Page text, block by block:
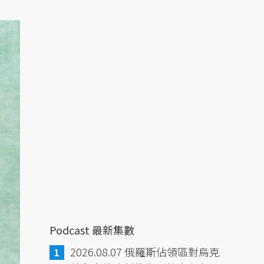
Podcast 最新集數
2026.08.07 俄羅斯佔領區對烏克